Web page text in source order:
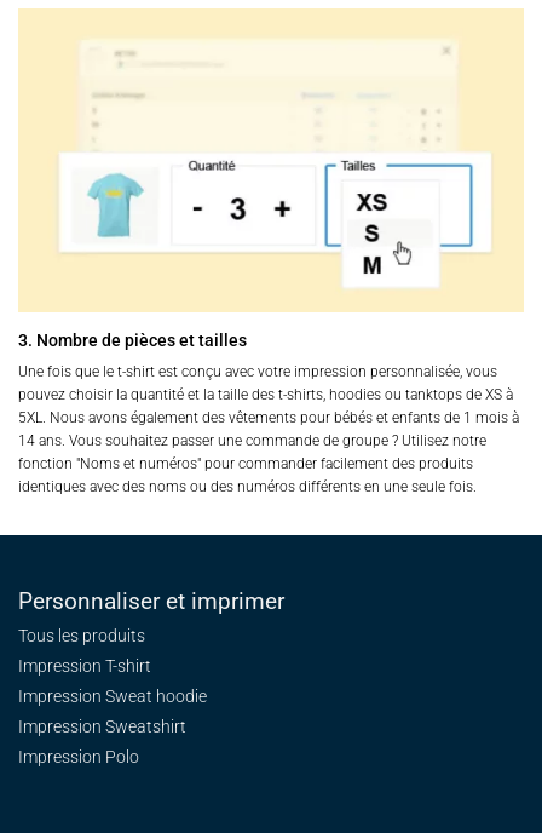
3. Nombre de pièces et tailles
Une fois que le t-shirt est conçu avec votre impression personnalisée, vous
pouvez choisir la quantité et la taille des t-shirts, hoodies ou tanktops de XS à
5XL. Nous avons également des vêtements pour bébés et enfants de 1 mois à
14 ans. Vous souhaitez passer une commande de groupe ? Utilisez notre
fonction "Noms et numéros" pour commander facilement des produits
identiques avec des noms ou des numéros différents en une seule fois.
Personnaliser et imprimer
Tous les produits
Impression T-shirt
Impression Sweat hoodie
Impression Sweatshirt
Impression Polo